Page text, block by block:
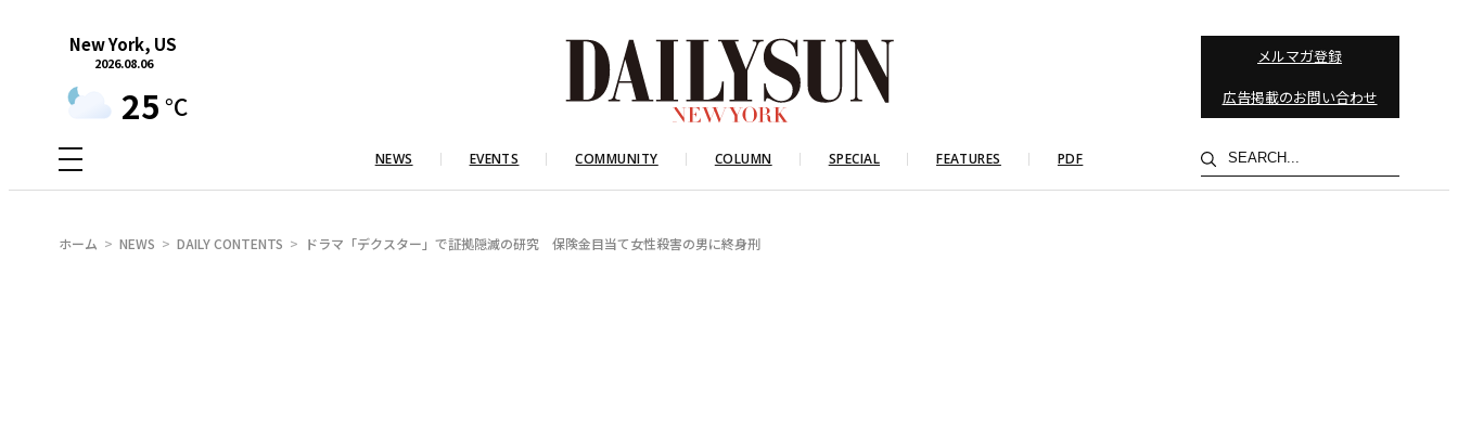
New York, US
2026.08.06
25 °C
メルマガ登録
広告掲載のお問い合わせ
NEWS EVENTS COMMUNITY COLUMN SPECIAL FEATURES PDF
検
索
ホーム NEWS DAILY CONTENTS ドラマ「デクスター」で証拠隠滅の研究 保険金目当て女性殺害の男に終身刑